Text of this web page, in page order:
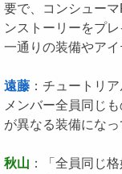
要で、コンシュー
ンストーリーをプ
一通りの装備やアイ
遠藤 ：チュートリ
メンバー全員同じ
が異なる装備になっ
秋山 ：「全員同じ